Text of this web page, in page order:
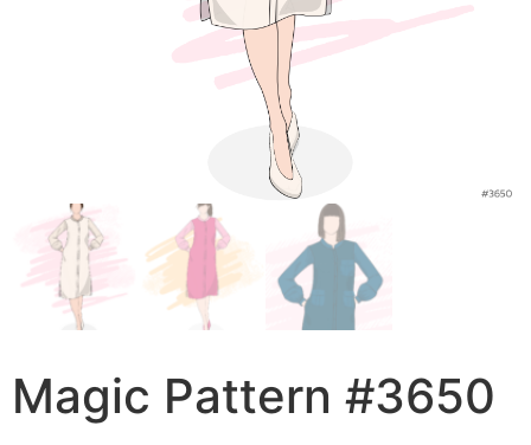
Magic Pattern #3650